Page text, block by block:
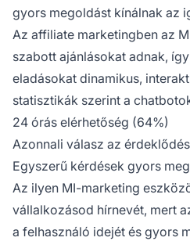
gyors megoldást kínálnak az
Az affiliate marketingben az
szabott ajánlásokat adnak,
eladásokat dinamikus,
statisztikák szerint a
24 órás elérhetőség (64%)
Azonnali válasz az
Egyszerű kérdések gyors
Az ilyen MI-marketing
vállalkozásod hírnevét, mert
a felhasználó idejét és gyors